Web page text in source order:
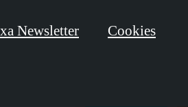
Newsletter Cookies